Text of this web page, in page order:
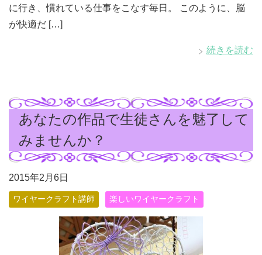
に行き、慣れている仕事をこなす毎日。 このように、脳
が快適だ […]
続きを読む
あなたの作品で生徒さんを魅了して
みませんか？
2015年2月6日
ワイヤークラフト講師 楽しいワイヤークラフト